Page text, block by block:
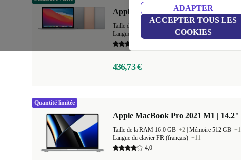
ADAPTER
ACCEPTER TOUS LES
COOKIES
Apple MacBook Air 2020 | 13.3" | M1
Taille de la RAM 8.0 GB
Langue du clavier FR (français)+20
436,73 €
Apple MacBook Pro 2021 M1 | 14.2"
Taille de la RAM 16.0 GB +2 Mémoire 512 GB +1
Langue du clavier FR (français) +11
4,0
Quantité limitée